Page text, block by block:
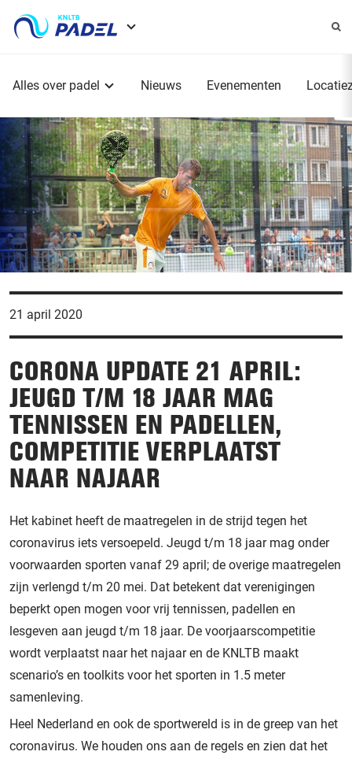
Alles over padel Nieuws Evenementen
21 april 2020
CORONA UPDATE 21 APRIL:
JEUGD T/M 18 JAAR MAG
TENNISSEN EN PADELLEN,
COMPETITIE VERPLAATST
NAAR NAJAAR
Het kabinet heeft de maatregelen in de strijd tegen het
coronavirus iets versoepeld. Jeugd t/m 18 jaar mag onder
voorwaarden sporten vanaf 29 april; de overige maatregelen
zijn verlengd t/m 20 mei. Dat betekent dat verenigingen
beperkt open mogen voor vrij tennissen, padellen en
lesgeven aan jeugd t/m 18 jaar. De voorjaarscompetitie
wordt verplaatst naar het najaar en de KNLTB maakt
scenario’s en toolkits voor het sporten in 1.5 meter
samenleving.
Heel Nederland en ook de sportwereld is in de greep van het
coronavirus. We houden ons aan de regels en zien dat het